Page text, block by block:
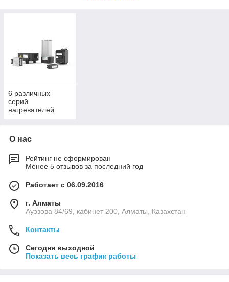
что температурный режим в шкафу исключает образование
конденсата. Вентиляторы с фильтром 4-го поколения,
электротехнических шкафов в соответствии с
индивидуальными потребностями. Это помогает увеличить
эффективность использования электрической энергии и
предполагает лучший экологический баланс за счет более
термостатов и гигростатов серии FLZ повышает надежность
ваших технологических процессов.
6 различных
серий
нагревателей
О нас
Рейтинг не сформирован
Менее 5 отзывов за последний год
Работает с 06.09.2016
г. Алматы
Ауэзова 84/69, кабинет 200, Алматы, Казахстан
Контакты
Сегодня выходной
Показать весь график работы